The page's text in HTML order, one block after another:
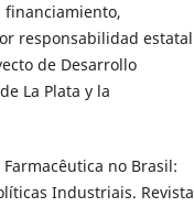
financiamiento,
responsabilidad estatal
de Desarrollo
La Plata y la
no Brasil:
Industriais. Revista